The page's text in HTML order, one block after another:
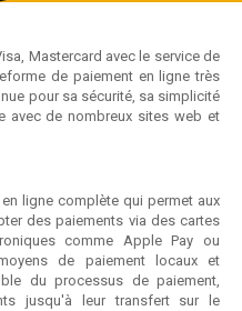
Mastercard avec le service de
de paiement en ligne très
pour sa sécurité, sa simplicité
avec de nombreux sites web et
ligne complète qui permet aux
des paiements via des cartes
comme Apple Pay ou
de paiement locaux et
du processus de paiement,
jusqu'à leur transfert sur le